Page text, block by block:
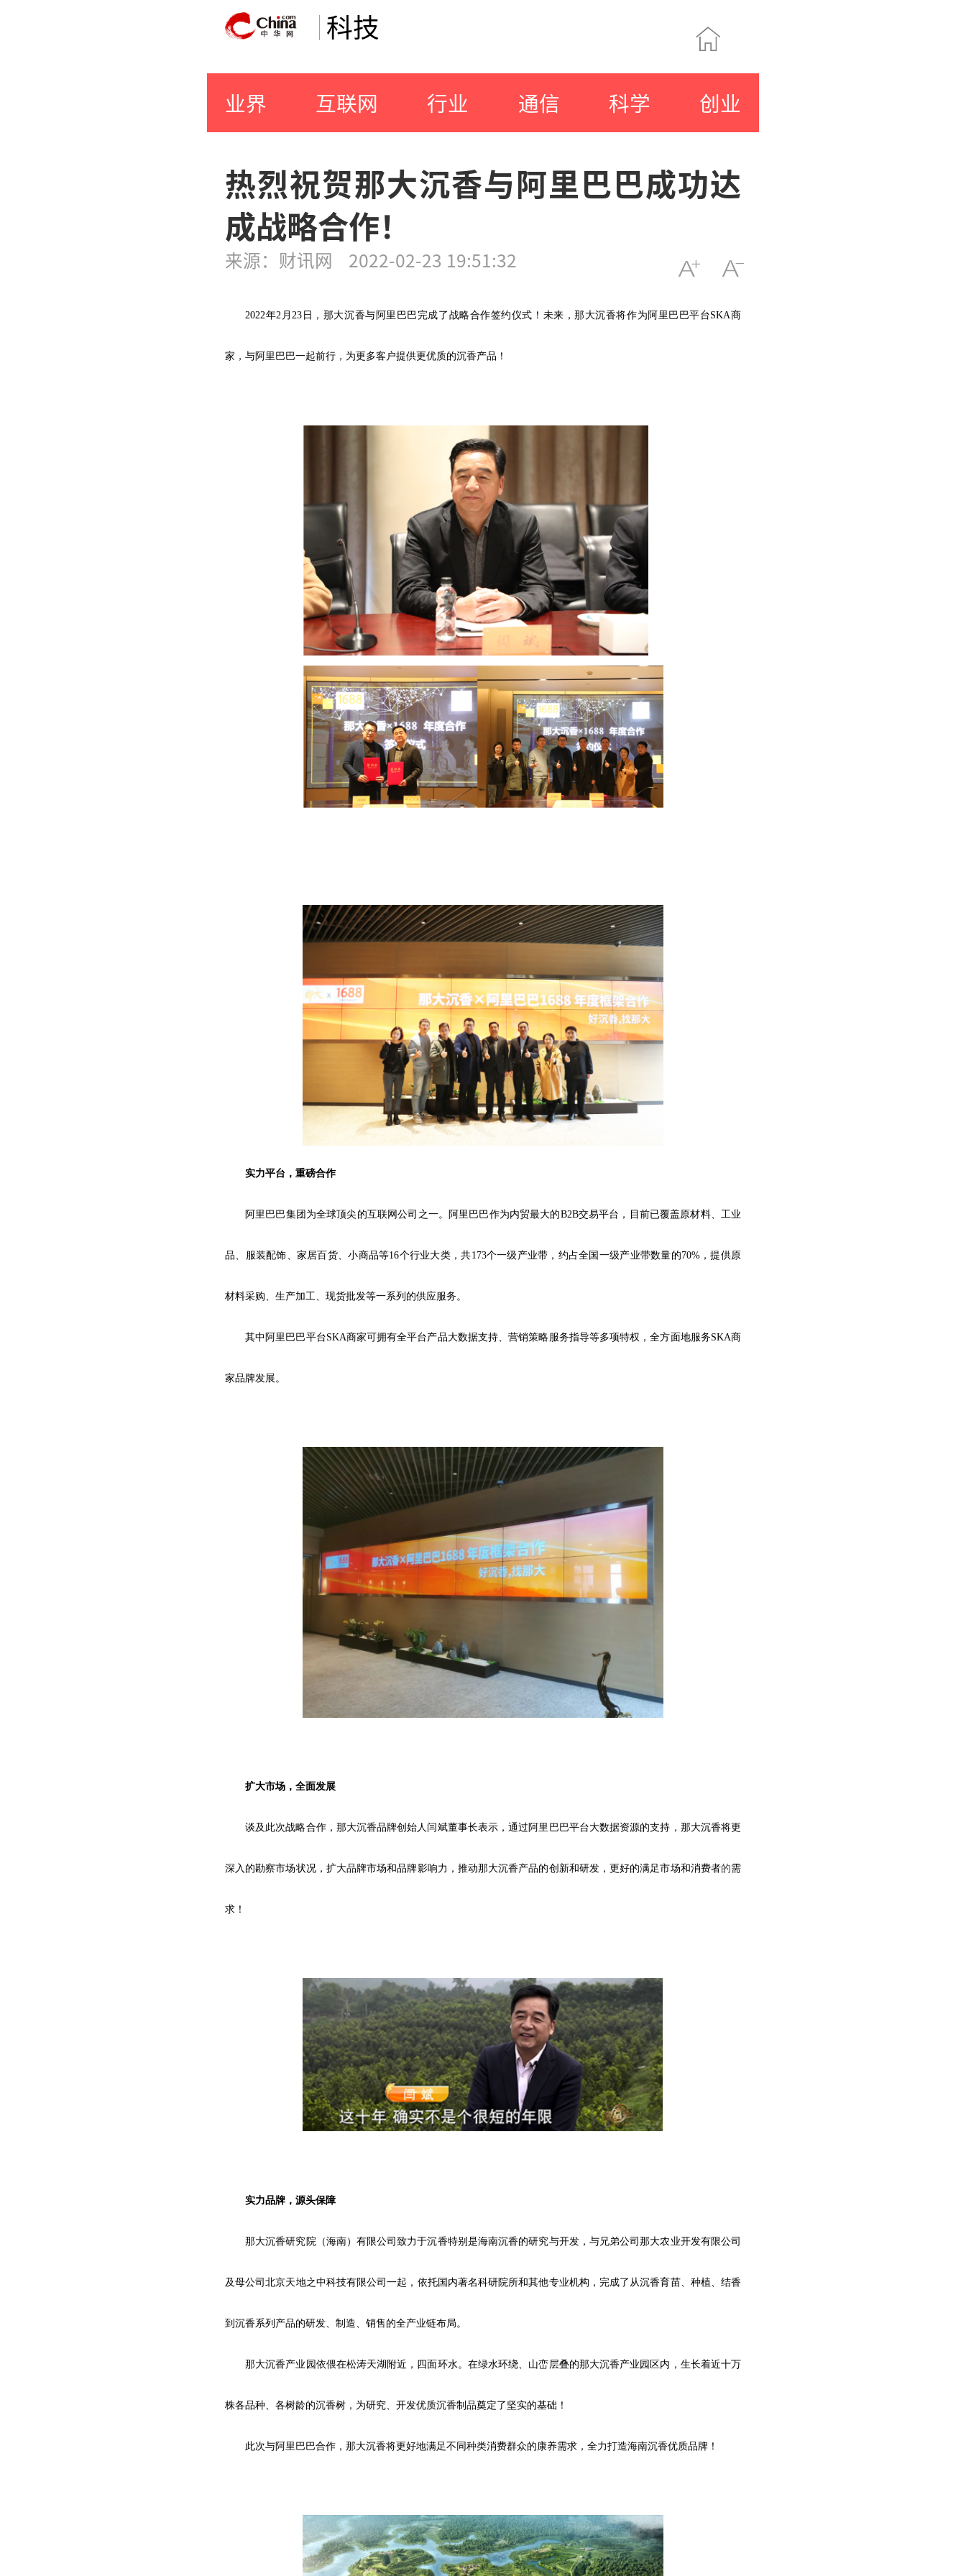
科技
业界 互联网 行业 通信 科学 创业
热烈祝贺那大沉香与阿里巴巴成功达
成战略合作！
来源：财讯网 2022-02-23 19:51:32
2022年2月23日，那大沉香与阿里巴巴完成了战略合作签约仪式！未来，那大沉香将作为阿里巴巴平台SKA商
家，与阿里巴巴一起前行，为更多客户提供更优质的沉香产品！
实力平台，重磅合作
阿里巴巴集团为全球顶尖的互联网公司之一。阿里巴巴作为内贸最大的B2B交易平台，目前已覆盖原材料、工业
品、服装配饰、家居百货、小商品等16个行业大类，共173个一级产业带，约占全国一级产业带数量的70%，提供原
材料采购、生产加工、现货批发等一系列的供应服务。
其中阿里巴巴平台SKA商家可拥有全平台产品大数据支持、营销策略服务指导等多项特权，全方面地服务SKA商
家品牌发展。
扩大市场，全面发展
谈及此次战略合作，那大沉香品牌创始人闫斌董事长表示，通过阿里巴巴平台大数据资源的支持，那大沉香将更
深入的勘察市场状况，扩大品牌市场和品牌影响力，推动那大沉香产品的创新和研发，更好的满足市场和消费者的需
求！
实力品牌，源头保障
那大沉香研究院（海南）有限公司致力于沉香特别是海南沉香的研究与开发，与兄弟公司那大农业开发有限公司
及母公司北京天地之中科技有限公司一起，依托国内著名科研院所和其他专业机构，完成了从沉香育苗、种植、结香
到沉香系列产品的研发、制造、销售的全产业链布局。
那大沉香产业园依偎在松涛天湖附近，四面环水。在绿水环绕、山峦层叠的那大沉香产业园区内，生长着近十万
株各品种、各树龄的沉香树，为研究、开发优质沉香制品奠定了坚实的基础！
此次与阿里巴巴合作，那大沉香将更好地满足不同种类消费群众的康养需求，全力打造海南沉香优质品牌！